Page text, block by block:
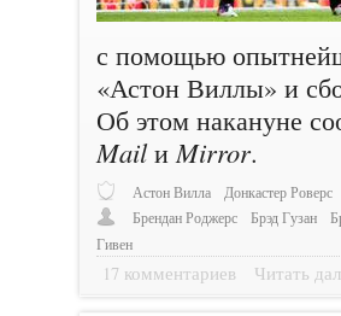
с помощью
«Астон Виллы» и
Об этом накануне
Mailи Mirror.
Астон Вилла
Донкастер Роверс
Брендан Роджерс
Брэд Гузан
Гивен
17 комментариев Читать